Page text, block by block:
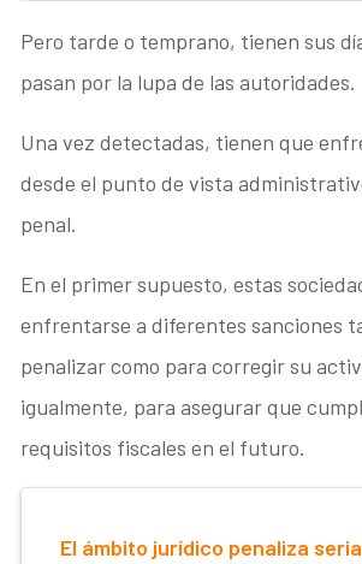
Pero tarde o temprano, tienen sus
pasan por la lupa de las autoridades.
Una vez detectadas, tienen que
desde el punto de vista
penal.
En el primer supuesto, estas
enfrentarse a diferentes sanciones
penalizar como para corregir su
igualmente, para asegurar que
requisitos fiscales en el futuro.
El ámbito jurídico penaliza